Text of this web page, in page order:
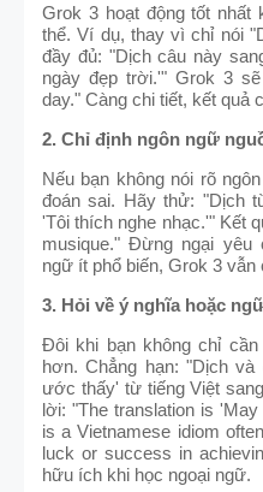
Grok 3 hoạt động tốt nhất
thể. Ví dụ, thay vì chỉ nói
đầy đủ: "Dịch câu này
ngày đẹp trời.'" Grok 3
day." Càng chi tiết, kết quả
2. Chỉ định ngôn ngữ
Nếu bạn không nói rõ
đoán sai. Hãy thử: "Dịch
'Tôi thích nghe nhạc.'" Kết
musique." Đừng ngại
ngữ ít phổ biến, Grok 3 vẫn
3. Hỏi về ý nghĩa hoặc
Đôi khi bạn không chỉ
hơn. Chẳng hạn: "Dịch
ước thấy' từ tiếng Việt
lời: "The translation is
is a Vietnamese idiom
luck or success in
hữu ích khi học ngoại ngữ.